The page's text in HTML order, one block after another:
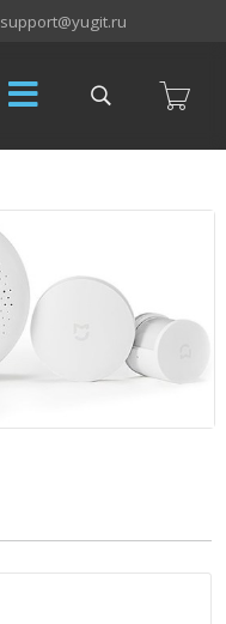
support@yugit.ru